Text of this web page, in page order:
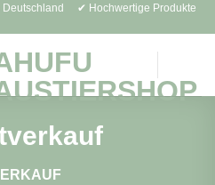
Deutschland ✔ Hochwertige Produkte